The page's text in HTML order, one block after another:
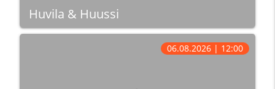
Huvila & Huussi
06.08.2026 | 12:00